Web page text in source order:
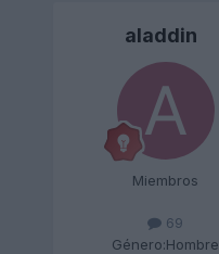
aladdin
Miembros
69
Género:Hombre